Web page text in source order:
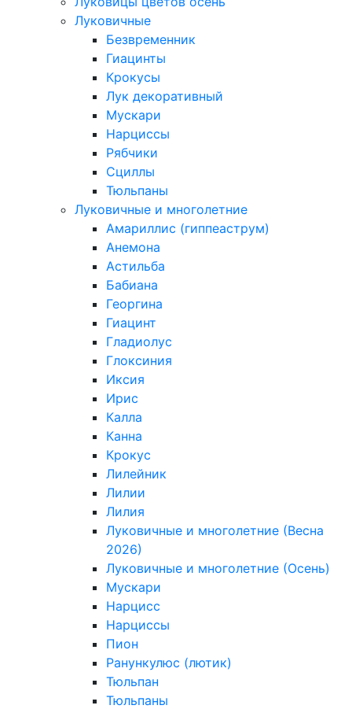
Луковичные
Безвременник
Гиацинты
Крокусы
Лук декоративный
Мускари
Нарциссы
Рябчики
Сциллы
Тюльпаны
Луковичные и многолетние
Амариллис (гиппеаструм)
Анемона
Астильба
Бабиана
Георгина
Гиацинт
Гладиолус
Глоксиния
Иксия
Ирис
Калла
Канна
Крокус
Лилейник
Лилии
Лилия
Луковичные и многолетние (Весна
2026)
Луковичные и многолетние (Осень)
Мускари
Нарцисс
Нарциссы
Пион
Ранункулюс (лютик)
Тюльпан
Тюльпаны